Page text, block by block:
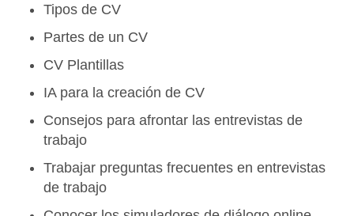
Tipos de CV
Partes de un CV
CV Plantillas
IA para la creación de CV
Consejos para afrontar las entrevistas de
trabajo
Trabajar preguntas frecuentes en entrevistas
de trabajo